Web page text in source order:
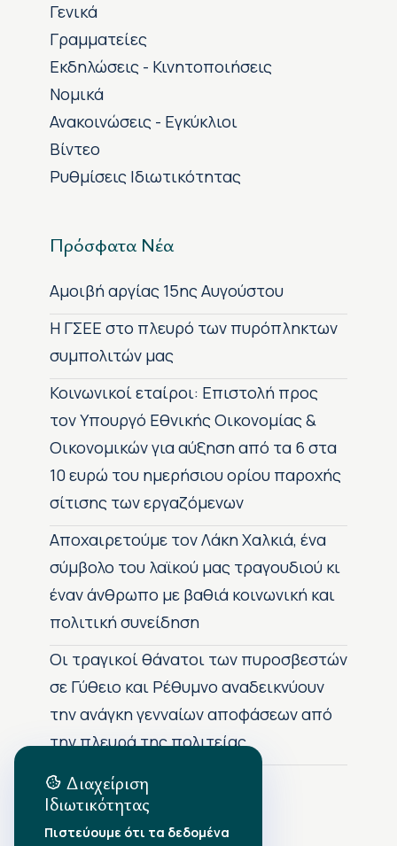
Γενικά
Γραμματείες
Εκδηλώσεις - Κινητοποιήσεις
Νομικά
Ανακοινώσεις - Εγκύκλιοι
Βίντεο
Ρυθμίσεις Ιδιωτικότητας
Πρόσφατα Νέα
Αμοιβή αργίας 15ης Αυγούστου
H ΓΣΕΕ στο πλευρό των πυρόπληκτων
συμπολιτών μας
Κοινωνικοί εταίροι: Επιστολή προς
τον Υπουργό Εθνικής Οικονομίας &
Οικονομικών για αύξηση από τα 6 στα
10 ευρώ του ημερήσιου ορίου παροχής
σίτισης των εργαζόμενων
Αποχαιρετούμε τον Λάκη Χαλκιά, ένα
σύμβολο του λαϊκού μας τραγουδιού κι
έναν άνθρωπο με βαθιά κοινωνική και
πολιτική συνείδηση
Οι τραγικοί θάνατοι των πυροσβεστών
σε Γύθειο και Ρέθυμνο αναδεικνύουν
την ανάγκη γενναίων αποφάσεων από
την πλευρά της πολιτείας
Αρχείο Δημοσιεύσεων
Διαχείριση
Ιδιωτικότητας
Πιστεύουμε ότι τα δεδομένα